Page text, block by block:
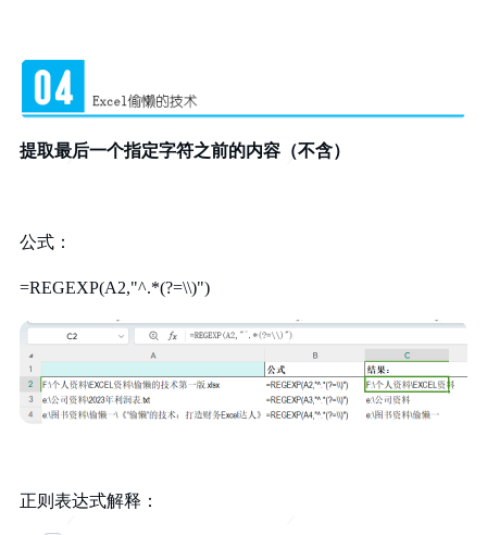
提取最后一个指定字符之前的内容（不含）
公式：
=REGEXP(A2,"^.*(?=\\)")
正则表达式解释：